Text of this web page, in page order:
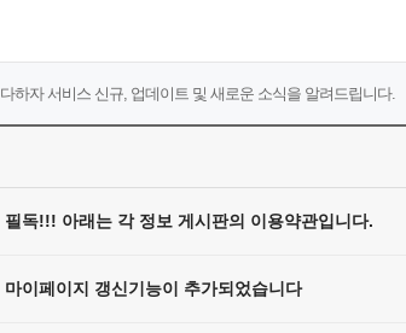
다하자 서비스 신규, 업데이트 및 새로운 소식을 알려드립니다.
필독!!! 아래는 각 정보 게시판의 이용약관입니다.
마이페이지 갱신기능이 추가되었습니다